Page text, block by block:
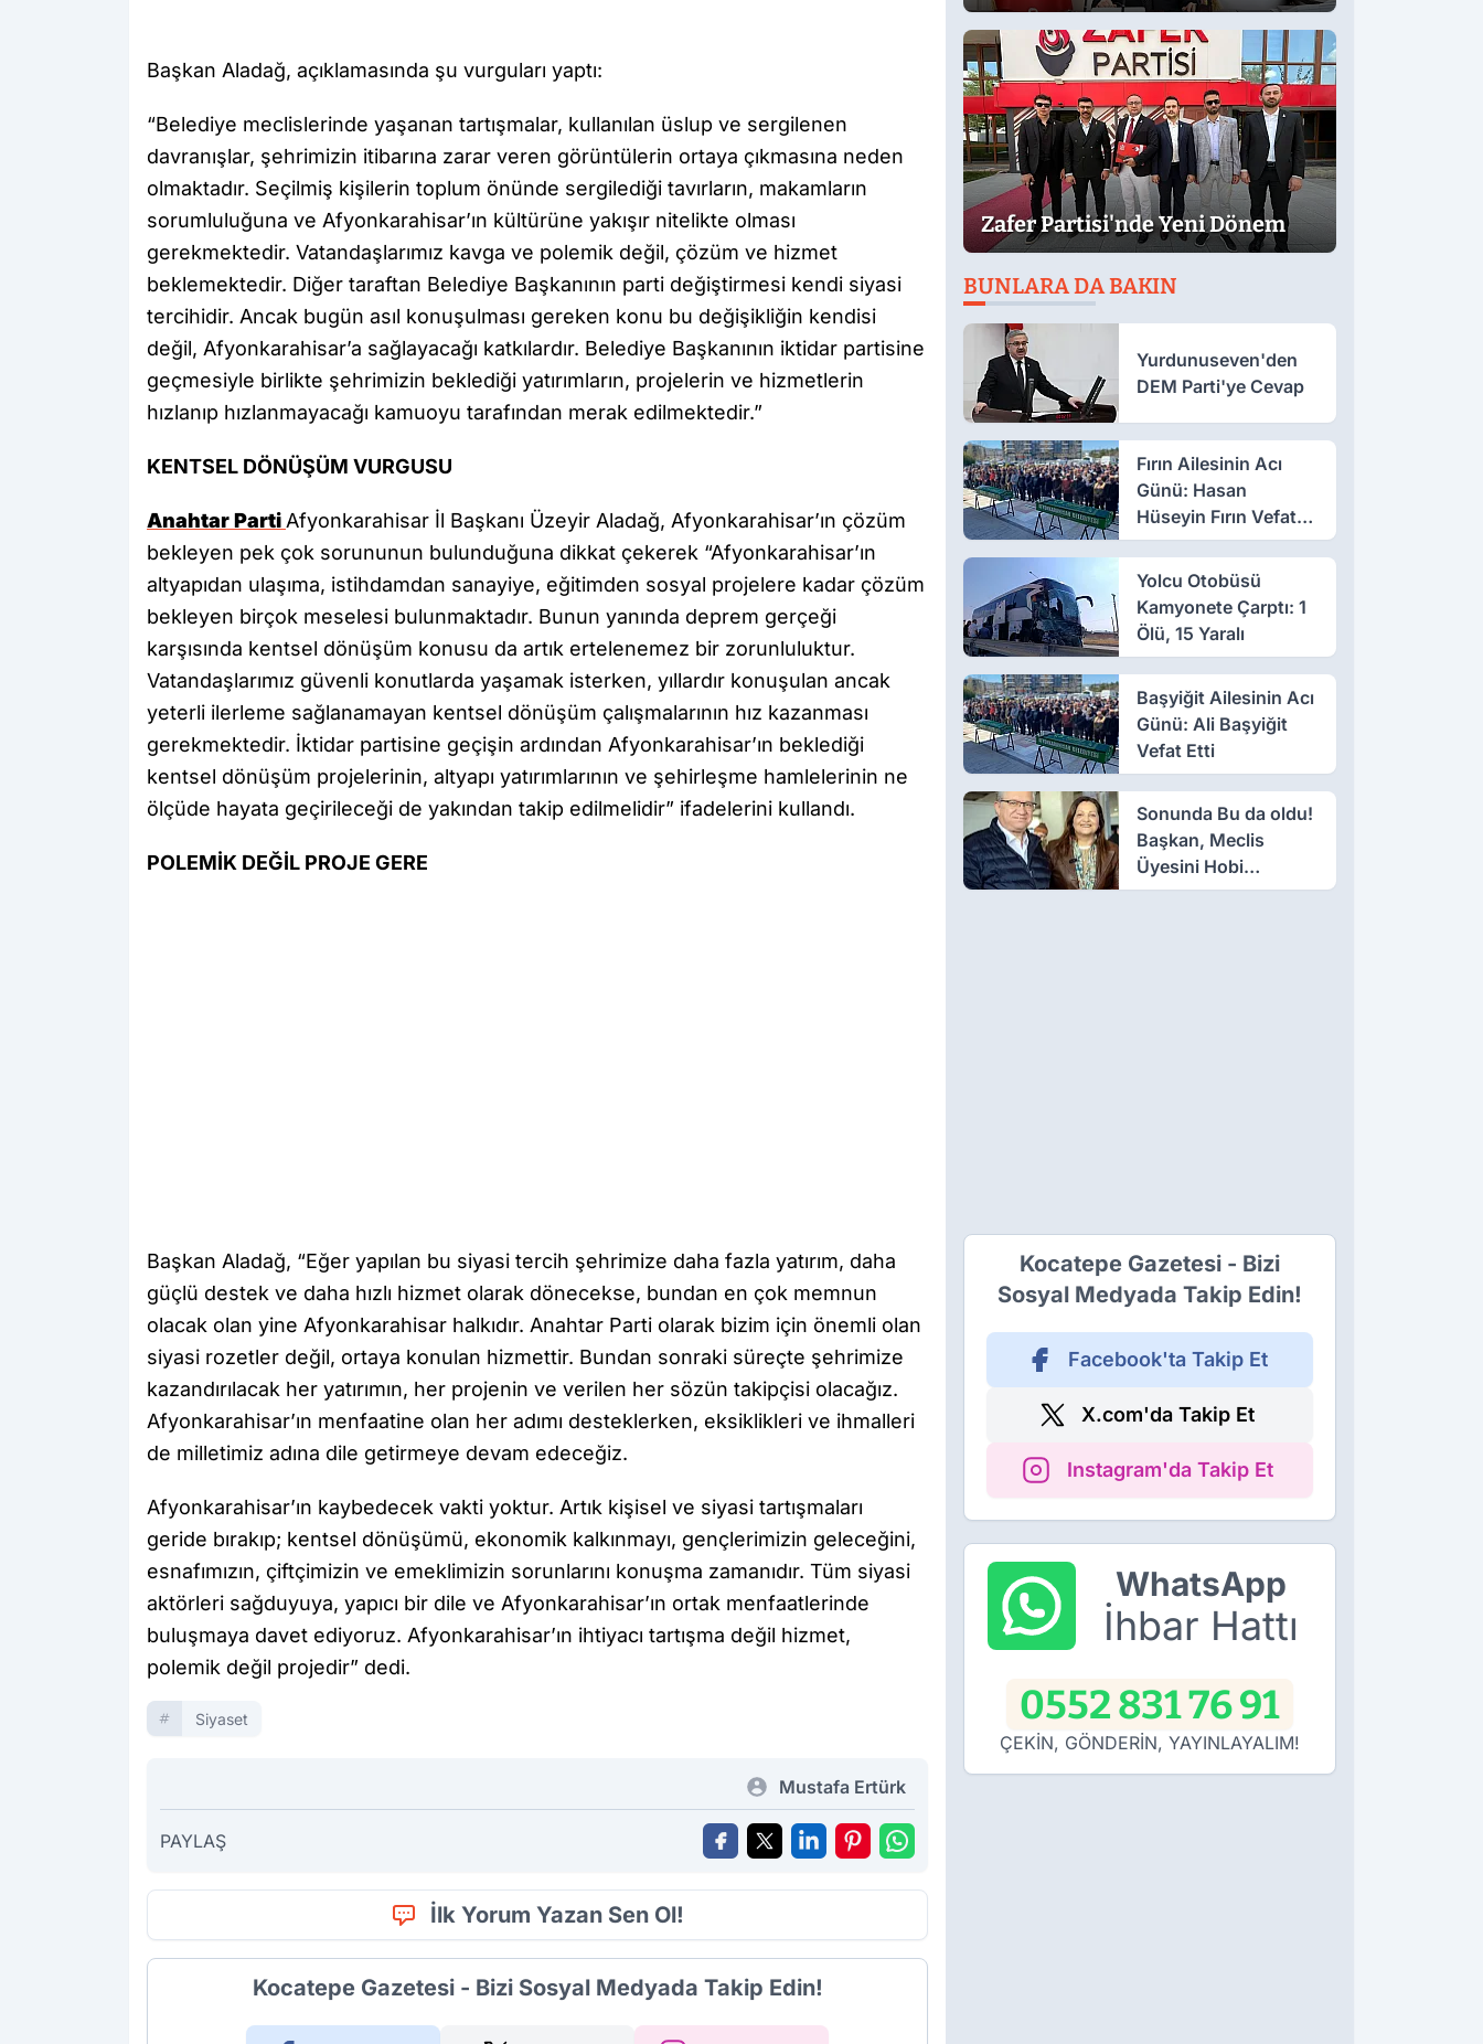
Başkan Aladağ, açıklamasında şu vurguları yaptı:
“Belediye meclislerinde yaşanan tartışmalar, kullanılan üslup ve sergilenen
davranışlar, şehrimizin itibarına zarar veren görüntülerin ortaya çıkmasına neden
olmaktadır. Seçilmiş kişilerin toplum önünde sergilediği tavırların, makamların
sorumluluğuna ve Afyonkarahisar’ın kültürüne yakışır nitelikte olması
gerekmektedir. Vatandaşlarımız kavga ve polemik değil, çözüm ve hizmet
beklemektedir. Diğer taraftan Belediye Başkanının parti değiştirmesi kendi siyasi
tercihidir. Ancak bugün asıl konuşulması gereken konu bu değişikliğin kendisi
değil, Afyonkarahisar’a sağlayacağı katkılardır. Belediye Başkanının iktidar partisine
geçmesiyle birlikte şehrimizin beklediği yatırımların, projelerin ve hizmetlerin
hızlanıp hızlanmayacağı kamuoyu tarafından merak edilmektedir.”
KENTSEL DÖNÜŞÜM VURGUSU
Anahtar Parti Afyonkarahisar İl Başkanı Üzeyir Aladağ, Afyonkarahisar’ın çözüm
bekleyen pek çok sorununun bulunduğuna dikkat çekerek “Afyonkarahisar’ın
altyapıdan ulaşıma, istihdamdan sanayiye, eğitimden sosyal projelere kadar çözüm
bekleyen birçok meselesi bulunmaktadır. Bunun yanında deprem gerçeği
karşısında kentsel dönüşüm konusu da artık ertelenemez bir zorunluluktur.
Vatandaşlarımız güvenli konutlarda yaşamak isterken, yıllardır konuşulan ancak
yeterli ilerleme sağlanamayan kentsel dönüşüm çalışmalarının hız kazanması
gerekmektedir. İktidar partisine geçişin ardından Afyonkarahisar’ın beklediği
kentsel dönüşüm projelerinin, altyapı yatırımlarının ve şehirleşme hamlelerinin ne
ölçüde hayata geçirileceği de yakından takip edilmelidir” ifadelerini kullandı.
POLEMİK DEĞİL PROJE GERE
Başkan Aladağ, “Eğer yapılan bu siyasi tercih şehrimize daha fazla yatırım, daha
güçlü destek ve daha hızlı hizmet olarak dönecekse, bundan en çok memnun
olacak olan yine Afyonkarahisar halkıdır. Anahtar Parti olarak bizim için önemli olan
siyasi rozetler değil, ortaya konulan hizmettir. Bundan sonraki süreçte şehrimize
kazandırılacak her yatırımın, her projenin ve verilen her sözün takipçisi olacağız.
Afyonkarahisar’ın menfaatine olan her adımı desteklerken, eksiklikleri ve ihmalleri
de milletimiz adına dile getirmeye devam edeceğiz.
Afyonkarahisar’ın kaybedecek vakti yoktur. Artık kişisel ve siyasi tartışmaları
geride bırakıp; kentsel dönüşümü, ekonomik kalkınmayı, gençlerimizin geleceğini,
esnafımızın, çiftçimizin ve emeklimizin sorunlarını konuşma zamanıdır. Tüm siyasi
aktörleri sağduyuya, yapıcı bir dile ve Afyonkarahisar’ın ortak menfaatlerinde
buluşmaya davet ediyoruz. Afyonkarahisar’ın ihtiyacı tartışma değil hizmet,
polemik değil projedir” dedi.
Siyaset
Mustafa Ertürk
PAYLAŞ
İlk Yorum Yazan Sen Ol!
Kocatepe Gazetesi - Bizi Sosyal Medyada Takip Edin!
Çıktı
Zafer Partisi'nde Yeni Dönem
BUNLARA DA BAKIN
Yurdunuseven'den
DEM Parti'ye Cevap
Fırın Ailesinin Acı
Günü: Hasan
Hüseyin Fırın Vefat
Etti
Yolcu Otobüsü
Kamyonete Çarptı: 1
Ölü, 15 Yaralı
Başyiğit Ailesinin Acı
Günü: Ali Başyiğit
Vefat Etti
Sonunda Bu da oldu!
Başkan, Meclis
Üyesini Hobi
Bahçesinden Attırdı
Kocatepe Gazetesi - Bizi
Sosyal Medyada Takip Edin!
Facebook'ta Takip Et
X.com'da Takip Et
Instagram'da Takip Et
WhatsApp
İhbar Hattı
0552 831 76 91
ÇEKİN, GÖNDERİN, YAYINLAYALIM!